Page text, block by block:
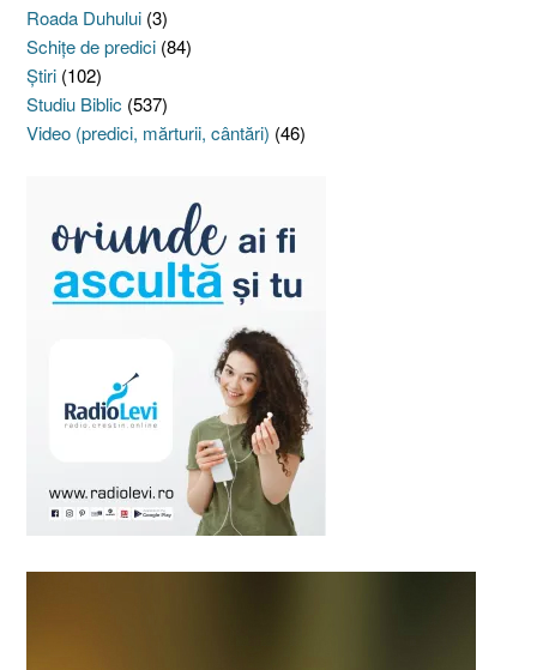
Roada Duhului (3)
Schiţe de predici (84)
Ştiri (102)
Studiu Biblic (537)
Video (predici, mărturii, cântări) (46)